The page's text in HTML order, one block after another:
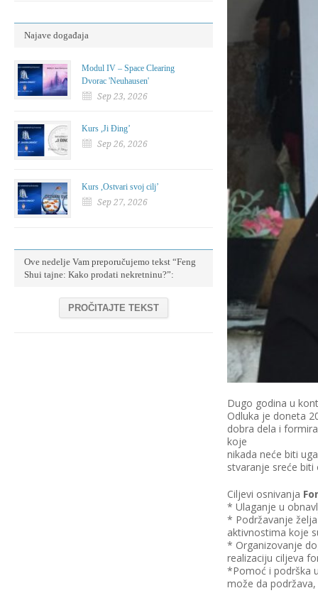
Dugo godina u
Odluka je doneta
dobra dela i
koje
nikada neće biti
stvaranje sreće
Ciljevi osnivanja
* Ulaganje u
* Podržavanje
aktivnostima koje
* Organizovanje
realizaciju ciljeva
*Pomoć i podrška
može da
Najave događaja
Modul IV – Space Clearing
Dvorac 'Neuhausen'
Sep 23, 2026
Kurs ,Ji Đing’
Sep 26, 2026
Kurs ,Ostvari svoj cilj’
Sep 27, 2026
Ove nedelje Vam preporučujemo tekst “Feng
Shui tajne: Kako prodati nekretninu?”:
PROČITAJTE TEKST